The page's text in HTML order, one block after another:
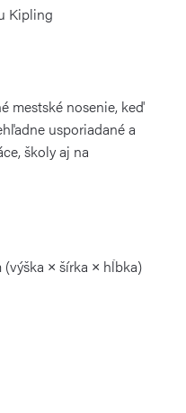
Kipling
mestské nosenie, keď
usporiadané a
školy aj na
(výška × šírka × hĺbka)